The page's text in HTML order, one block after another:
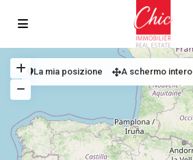
La mia posizione A schermo intero